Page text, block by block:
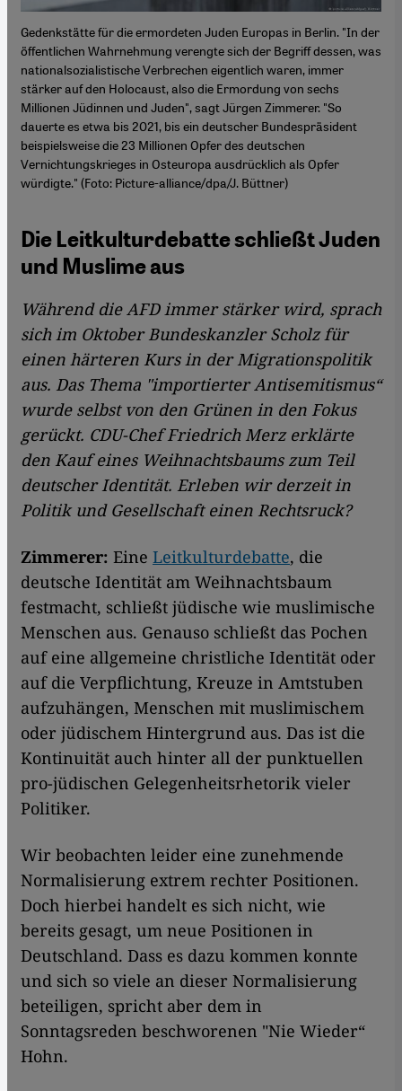
Gedenkstätte für die ermordeten Juden Europas in Berlin. "In der
öffentlichen Wahrnehmung verengte sich der Begriff dessen, was
nationalsozialistische Verbrechen eigentlich waren, immer
stärker auf den Holocaust, also die Ermordung von sechs
Millionen Jüdinnen und Juden", sagt Jürgen Zimmerer. "So
dauerte es etwa bis 2021, bis ein deutscher Bundespräsident
beispielsweise die 23 Millionen Opfer des deutschen
Vernichtungskrieges in Osteuropa ausdrücklich als Opfer
würdigte." (Foto: Picture-alliance/dpa/J. Büttner)
Die Leitkulturdebatte schließt Juden
und Muslime aus
Während die AFD immer stärker wird, sprach
sich im Oktober Bundeskanzler Scholz für
einen härteren Kurs in der Migrationspolitik
aus. Das Thema "importierter Antisemitismus“
wurde selbst von den Grünen in den Fokus
gerückt. CDU-Chef Friedrich Merz erklärte
den Kauf eines Weihnachtsbaums zum Teil
deutscher Identität. Erleben wir derzeit in
Politik und Gesellschaft einen Rechtsruck?
Zimmerer: Eine Leitkulturdebatte, die
deutsche Identität am Weihnachtsbaum
festmacht, schließt jüdische wie muslimische
Menschen aus. Genauso schließt das Pochen
auf eine allgemeine christliche Identität oder
auf die Verpflichtung, Kreuze in Amtstuben
aufzuhängen, Menschen mit muslimischem
oder jüdischem Hintergrund aus. Das ist die
Kontinuität auch hinter all der punktuellen
pro-jüdischen Gelegenheitsrhetorik vieler
Politiker.
Wir beobachten leider eine zunehmende
Normalisierung extrem rechter Positionen.
Doch hierbei handelt es sich nicht, wie
bereits gesagt, um neue Positionen in
Deutschland. Dass es dazu kommen konnte
und sich so viele an dieser Normalisierung
beteiligen, spricht aber dem in
Sonntagsreden beschworenen "Nie Wieder“
Hohn.